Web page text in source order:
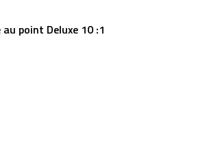
point Deluxe 10 :1